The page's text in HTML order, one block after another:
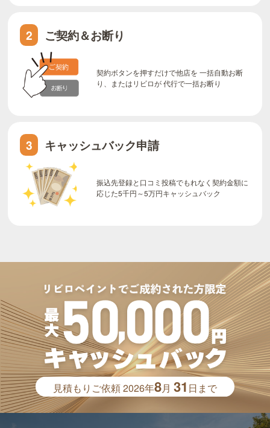
2 ご契約＆お断り
契約ボタンを押すだけで他店を 一括自動お断
り、またはリビロが 代行で一括お断り
3 キャッシュバック申請
振込先登録と口コミ投稿でもれなく契約金額に
応じた5千円～5万円キャッシュバック
見積もりご依頼2026年8月31 日まで